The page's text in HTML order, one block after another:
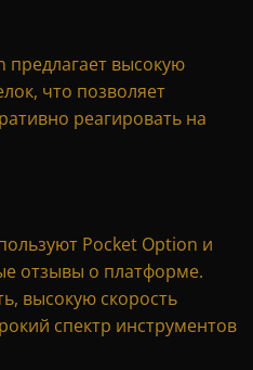
предлагает высокую
что позволяет
реагировать на
Pocket Option и
отзывы о платформе.
высокую скорость
спектр инструментов